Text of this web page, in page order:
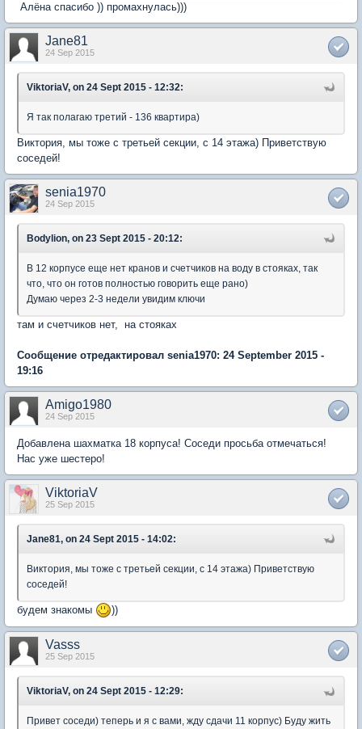
Алёна спасибо )) промахнулась)))
Jane81
24 Sep 2015
ViktoriaV, on 24 Sept 2015 - 12:32:
Я так полагаю третий - 136 квартира)
Виктория, мы тоже с третьей секции, с 14 этажа) Приветствую
соседей!
senia1970
24 Sep 2015
Bodylion, on 23 Sept 2015 - 20:12:
В 12 корпусе еще нет кранов и счетчиков на воду в стояках, так
что, что он готов полностью говорить еще рано)
Думаю через 2-3 недели увидим ключи
там и счетчиков нет, на стояках
Сообщение отредактировал senia1970: 24 September 2015 -
19:16
Amigo1980
24 Sep 2015
Добавлена шахматка 18 корпуса! Соседи просьба отмечаться!
Нас уже шестеро!
ViktoriaV
25 Sep 2015
Jane81, on 24 Sept 2015 - 14:02:
Виктория, мы тоже с третьей секции, с 14 этажа) Приветствую
соседей!
будем знакомы ))
Vasss
25 Sep 2015
ViktoriaV, on 24 Sept 2015 - 12:29:
Привет соседи) теперь и я с вами, жду сдачи 11 корпус) Буду жить